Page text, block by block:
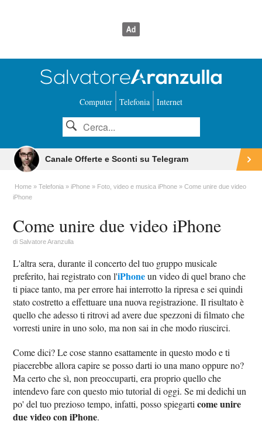
Computer Telefonia Internet
Canale Offerte e Sconti su Telegram
Home Telefonia iPhone Foto, video e musica iPhone
Come unire due video
iPhone
Come unire due video iPhone
diSalvatore Aranzulla
L'altra sera, durante il concerto del tuo gruppo musicale
preferito, hai registrato con l'iPhoneun video di quel brano che
ti piace tanto, ma per errore hai interrotto la ripresa e sei quindi
stato costretto a effettuare una nuova registrazione. Il risultato è
quello che adesso ti ritrovi ad avere due spezzoni di filmato che
vorresti unire in uno solo, ma non sai in che modo riuscirci.
Come dici? Le cose stanno esattamente in questo modo e ti
piacerebbe allora capire se posso darti io una mano oppure no?
Ma certo che sì, non preoccuparti, era proprio quello che
intendevo fare con questo mio tutorial di oggi. Se mi dedichi un
po' del tuo prezioso tempo, infatti, posso spiegarticome unire
due video con iPhone.